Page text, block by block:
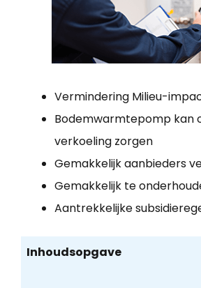
Vermindering Milieu-
Bodemwarmtepomp kan
verkoeling zorgen
Gemakkelijk aanbieders
Gemakkelijk te
Aantrekkelijke
Inhoudsopgave